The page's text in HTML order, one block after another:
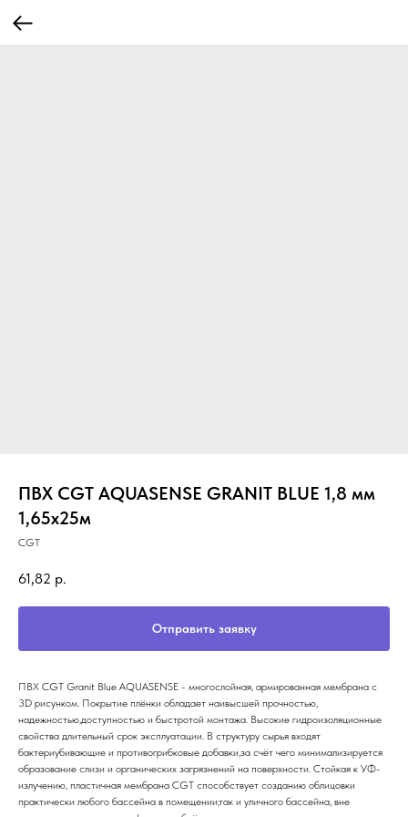
ПВХ CGT AQUASENSE GRANIT BLUE 1,8 мм
1,65х25м
CGT
61,82 р.
Отправить заявку
ПВХ CGT Granit Blue AQUASENSE - многослойная, армированная мембрана c
3D рисунком. Покрытие плёнки обладает наивысшей прочностью,
надежностью,доступностью и быстротой монтажа. Высокие гидроизоляционные
свойства длительный срок эксплуатации. В структуру сырья входят
бактериубивающие и противогрибковые добавки,за счёт чего минимализируется
образование слизи и органических загрязнений на поверхности. Стойкая к УФ-
излучению, пластичная мембрана CGT способствует созданию облицовки
практически любого бассейна в помещении,так и уличного бассейна, вне